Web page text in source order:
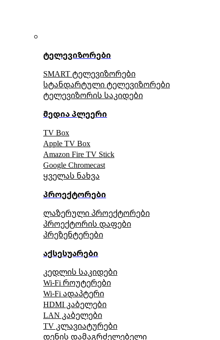
ტელევიზორები
SMART ტელევიზორები
სტანდარტული ტელევიზორები
ტელევიზორის საკიდები
მედია პლეერი
TV Box
Apple TV Box
Amazon Fire TV Stick
Google Chromecast
ყველას ნახვა
პროექტორები
ლაზერული პროექტორები
პროექტორის დაფები
პრეზენტერები
აქსესუარები
კედლის საკიდები
Wi-Fi როუტერები
Wi-Fi ადაპტერი
HDMI კაბელები
LAN კაბელები
TV კლავიატურები
დენის დამაგრძელებელი